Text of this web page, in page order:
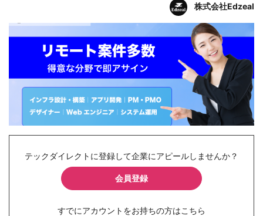
株式会社Edzeal
テックダイレクトに登録して企業にアピールしませんか？
会員登録
すでにアカウントをお持ちの方はこちら